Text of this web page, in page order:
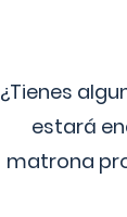
¿Tienes
estará
matrona